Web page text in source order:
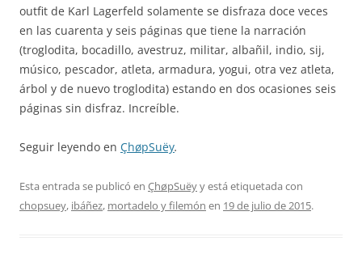
outfit de Karl Lagerfeld solamente se disfraza doce veces
en las cuarenta y seis páginas que tiene la narración
(troglodita, bocadillo, avestruz, militar, albañil, indio, sij,
músico, pescador, atleta, armadura, yogui, otra vez atleta,
árbol y de nuevo troglodita) estando en dos ocasiones seis
páginas sin disfraz. Increíble.
Seguir leyendo en ÇhøpSuëy.
Esta entrada se publicó en ÇhøpSuëyy está etiquetada con
chopsuey, ibáñez, mortadelo y filemón en 19 de julio de 2015.